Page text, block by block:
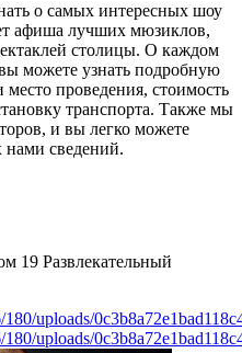
о самых интересных шоу
афиша лучших мюзиклов,
столицы. О каждом
можете узнать подробную
проведения, стоимость
транспорта. Также мы
и вы легко можете
нами сведений.
19 Развлекательный
uploads/
uploads/